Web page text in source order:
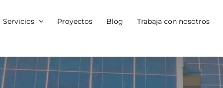
Servicios Proyectos Blog Trabaja con nosotros